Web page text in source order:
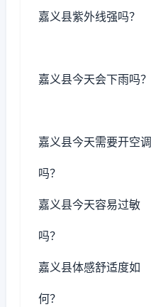
嘉义县紫外线强吗？
嘉义县今天会下雨吗？
嘉义县今天需要开空调
吗？
嘉义县今天容易过敏
吗？
嘉义县体感舒适度如
何？